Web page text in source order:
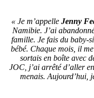
« Je m’appelle Jenny
Namibie. J’ai
famille. Je fais du baby-
bébé. Chaque mois, il
sortais en boîte avec
JOC, j’ai arrêté d’aller
menais. Aujourd’hui,